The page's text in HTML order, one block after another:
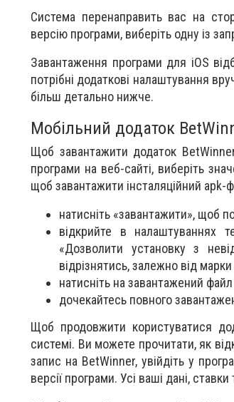
Система перенаправить вас на
версію програми, виберіть одну із
Завантаження програми для iOS
потрібні додаткові налаштування
більш детально нижче.
Мобільний додаток
Щоб завантажити додаток
програми на веб-сайті, виберіть
щоб завантажити інсталяційний apk-
натисніть «завантажити», щоб
відкрийте в налаштуваннях
«Дозволити установку з
відрізнятись, залежно від
натисніть на завантажений
дочекайтесь повного
Щоб продовжити користуватися
системі. Ви можете прочитати, як
запис на BetWinner, увійдіть у
версії програми. Усі ваші дані,